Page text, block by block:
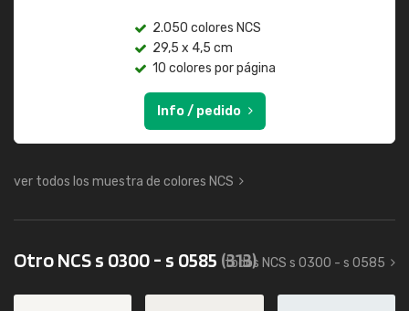
2.050 colores NCS
29,5 x 4,5 cm
10 colores por página
Info / pedido
ver todos los muestra de colores NCS
Otro NCS s 0300 - s 0585 (313)
todos NCS s 0300 - s 0585